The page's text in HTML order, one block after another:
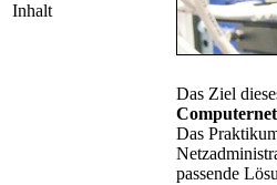
Inhalt
Das Ziel
Das
passende